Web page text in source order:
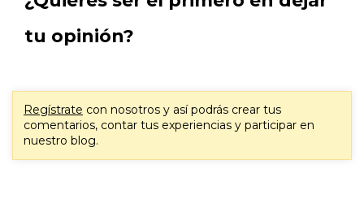
tu opinión?
Regístrate con nosotros y así podrás crear tus
comentarios, contar tus experiencias y participar en
nuestro blog.